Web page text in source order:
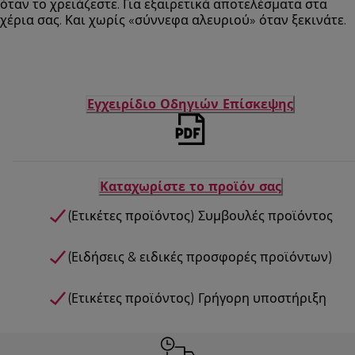
όταν το χρειάζεστε. Για εξαιρετικά αποτελέσματα στα
χέρια σας. Και χωρίς «σύννεφα αλευριού» όταν ξεκινάτε.
Εγχειρίδιο Οδηγιών Επίσκεψης
Καταχωρίστε το προϊόν σας
(Ετικέτες προϊόντος) Συμβουλές προϊόντος
(Ειδήσεις & ειδικές προσφορές προϊόντων)
(Ετικέτες προϊόντος) Γρήγορη υποστήριξη